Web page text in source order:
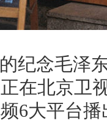
纪念毛泽
在北京卫
6大平台